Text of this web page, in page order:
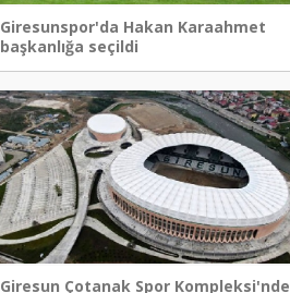
Giresunspor'da Hakan Karaahmet
başkanlığa seçildi
Giresun Çotanak Spor Kompleksi'nde